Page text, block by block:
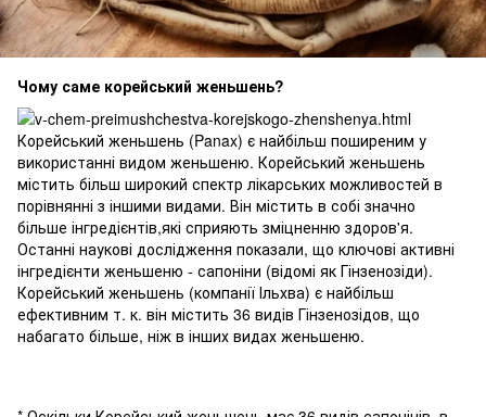
Чому саме корейський женьшень?
Корейський женьшень (Panax) є найбільш поширеним у
використанні видом женьшеню. Корейський женьшень
містить більш широкий спектр лікарських можливостей в
порівнянні з іншими видами. Він містить в собі значно
більше інгредієнтів,які сприяють зміцненню здоров'я.
Останні наукові дослідження показали, що ключові активні
інгредієнти женьшеню - сапоніни (відомі як Гінзенозіди).
Корейський женьшень (компанії Ільхва) є найбільш
ефективним т. к. він містить 36 видів Гінзенозідов, що
набагато більше, ніж в інших видах женьшеню.